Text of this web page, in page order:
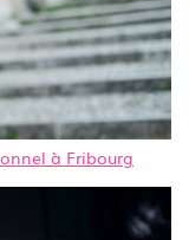
à Fribourg